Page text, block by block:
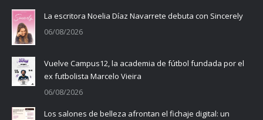
La escritora Noelia Díaz Navarrete debuta con Sincerely
06/08/2026
Vuelve Campus12, la academia de fútbol fundada por el
ex futbolista Marcelo Vieira
06/08/2026
Los salones de belleza afrontan el fichaje digital: un